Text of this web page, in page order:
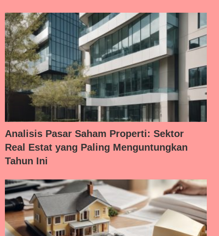
Analisis Pasar Saham Properti: Sektor
Real Estat yang Paling Menguntungkan
Tahun Ini